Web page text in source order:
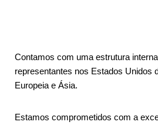
Contamos com uma estrutura
representantes nos Estados Unidos
Europeia e Ásia.
Estamos comprometidos com a